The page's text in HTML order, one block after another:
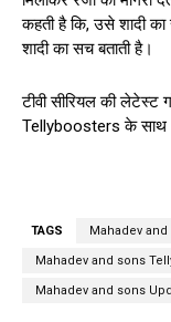
कहती है कि, उसे शादी
शादी का सच बताती है।
टीवी सीरियल की लेटेस्ट
Tellyboosters के
TAGS Mahadev
Mahadev and sons
Mahadev and sons